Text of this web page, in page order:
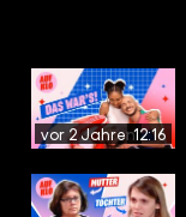
vor 2 Jahren12:16